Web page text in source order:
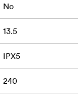
No
13.5
IPX5
240